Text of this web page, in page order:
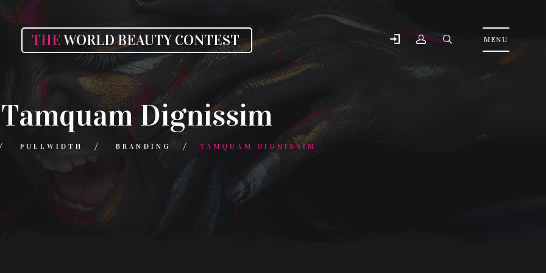
THEWORLD BEAUTY CONTEST
Tamquam Dignissim
FULLWIDTH BRANDING TAMQUAM DIGNISSIM